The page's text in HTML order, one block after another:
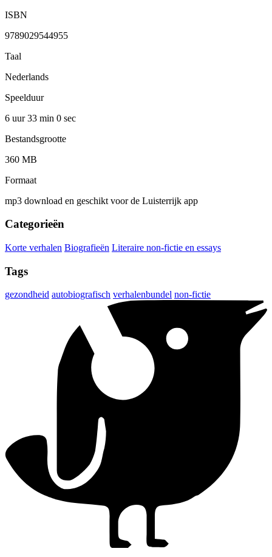
ISBN
9789029544955
Taal
Nederlands
Speelduur
6 uur 33 min 0 sec
Bestandsgrootte
360 MB
Formaat
mp3 download en geschikt voor de Luisterrijk app
Categorieën
Korte verhalen Biografieën Literaire non-fictie en essays
Tags
gezondheid autobiografisch verhalenbundel non-fictie